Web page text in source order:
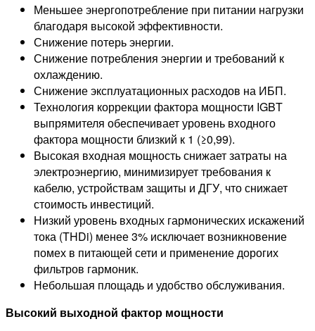
Меньшее энергопотребление при питании нагрузки
благодаря высокой эффективности.
Снижение потерь энергии.
Снижение потребления энергии и требований к
охлаждению.
Снижение эксплуатационных расходов на ИБП.
Технология коррекции фактора мощности IGBT
выпрямителя обеспечивает уровень входного
фактора мощности близкий к 1 (≥0,99).
Высокая входная мощность снижает затраты на
электроэнергию, минимизирует требования к
кабелю, устройствам защиты и ДГУ, что снижает
стоимость инвестиций.
Низкий уровень входных гармонических искажений
тока (THDi) менее 3% исключает возникновение
помех в питающей сети и применение дорогих
фильтров гармоник.
Небольшая площадь и удобство обслуживания.
Высокий выходной фактор мощности